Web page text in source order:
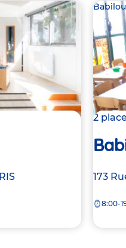
Babilou
2
la
173
8:00-